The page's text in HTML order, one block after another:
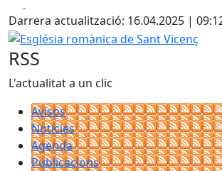
+
−
Darrera actualització: 16.04.2025 |
Església romànica de Sant Vicenç
RSS
L'actualitat a un clic
Avisos
Notícies
Agenda
Publicacions